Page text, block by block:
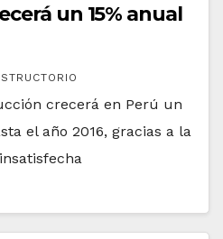
un 15% anual
crecerá en Perú un
el año 2016, gracias a la